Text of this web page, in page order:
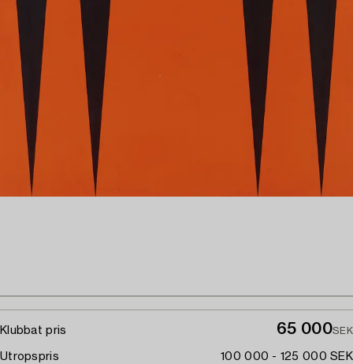
Klubbat pris 65 000SEK
Utropspris 100 000 - 125 000 SEK